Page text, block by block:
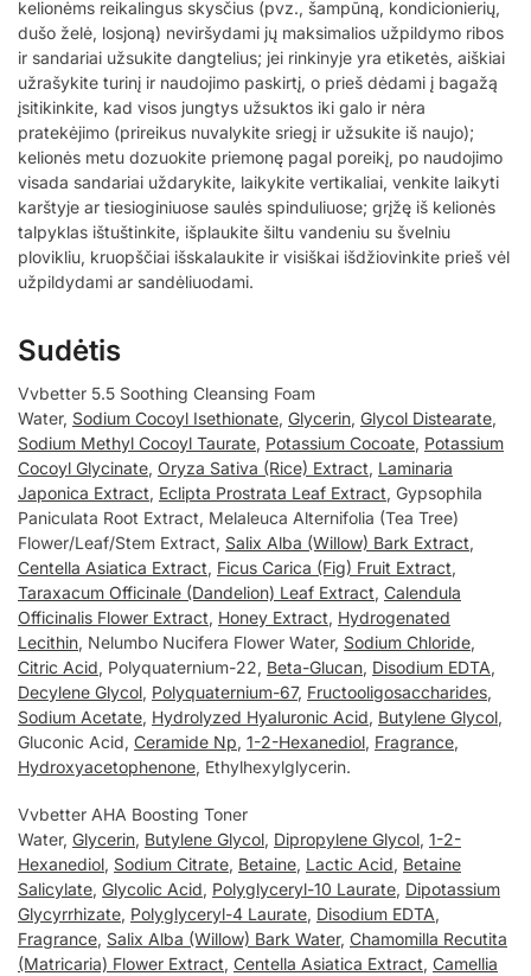
kelionėms reikalingus skysčius (pvz., šampūną, kondicionierių,
dušo želė, losjoną) neviršydami jų maksimalios užpildymo ribos
ir sandariai užsukite dangtelius; jei rinkinyje yra etiketės, aiškiai
užrašykite turinį ir naudojimo paskirtį, o prieš dėdami į bagažą
įsitikinkite, kad visos jungtys užsuktos iki galo ir nėra
pratekėjimo (prireikus nuvalykite sriegį ir užsukite iš naujo);
kelionės metu dozuokite priemonę pagal poreikį, po naudojimo
visada sandariai uždarykite, laikykite vertikaliai, venkite laikyti
karštyje ar tiesioginiuose saulės spinduliuose; grįžę iš kelionės
talpyklas ištuštinkite, išplaukite šiltu vandeniu su švelniu
plovikliu, kruopščiai išskalaukite ir visiškai išdžiovinkite prieš vėl
užpildydami ar sandėliuodami.
Sudėtis
Vvbetter 5.5 Soothing Cleansing Foam
Water, Sodium Cocoyl Isethionate, Glycerin, Glycol Distearate,
Sodium Methyl Cocoyl Taurate, Potassium Cocoate, Potassium
Cocoyl Glycinate, Oryza Sativa (Rice) Extract, Laminaria
Japonica Extract, Eclipta Prostrata Leaf Extract, Gypsophila
Paniculata Root Extract, Melaleuca Alternifolia (Tea Tree)
Flower/Leaf/Stem Extract, Salix Alba (Willow) Bark Extract,
Centella Asiatica Extract, Ficus Carica (Fig) Fruit Extract,
Taraxacum Officinale (Dandelion) Leaf Extract, Calendula
Officinalis Flower Extract, Honey Extract, Hydrogenated
Lecithin, Nelumbo Nucifera Flower Water, Sodium Chloride,
Citric Acid, Polyquaternium-22, Beta-Glucan, Disodium EDTA,
Decylene Glycol, Polyquaternium-67, Fructooligosaccharides,
Sodium Acetate, Hydrolyzed Hyaluronic Acid, Butylene Glycol,
Gluconic Acid, Ceramide Np, 1-2-Hexanediol, Fragrance,
Hydroxyacetophenone, Ethylhexylglycerin.
Vvbetter AHA Boosting Toner
Water, Glycerin, Butylene Glycol, Dipropylene Glycol, 1-2-
Hexanediol, Sodium Citrate, Betaine, Lactic Acid, Betaine
Salicylate, Glycolic Acid, Polyglyceryl-10 Laurate, Dipotassium
Glycyrrhizate, Polyglyceryl-4 Laurate, Disodium EDTA,
Fragrance, Salix Alba (Willow) Bark Water, Chamomilla Recutita
(Matricaria) Flower Extract, Centella Asiatica Extract, Camellia